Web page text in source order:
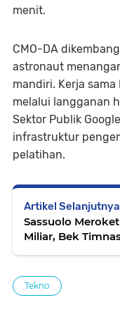
menit.
CMO-DA
astronaut
mandiri. Kerja sama
melalui langganan
Sektor Publik
infrastruktur
pelatihan.
Artikel Selanjutnya
Sassuolo
Miliar, Bek
Tekno